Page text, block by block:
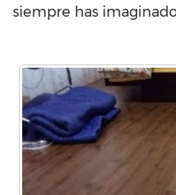
siempre has